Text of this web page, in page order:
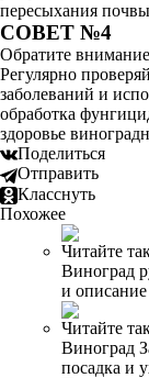
пересыхания
СОВЕТ №4
Обратите
Регулярно
заболеваний и
обработка
здоровье
Поделиться
Отправить
Класснуть
Похожее
Читайте
Виноград
и описание
Читайте
Виноград
посадка и